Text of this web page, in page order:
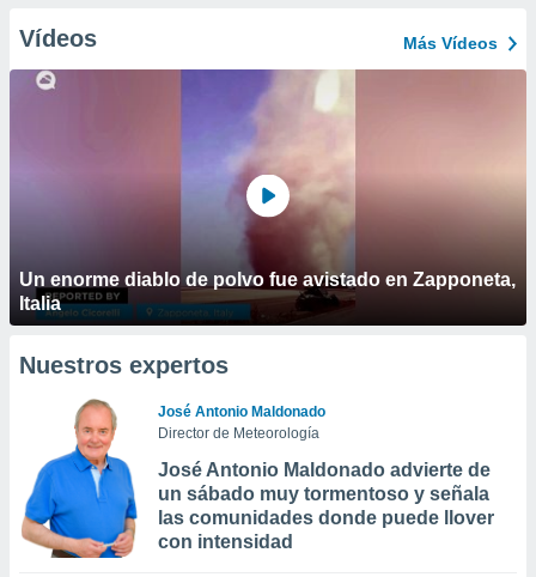
Vídeos Más Vídeos
Un enorme diablo de polvo fue avistado en Zapponeta,
Italia
Nuestros expertos
José Antonio Maldonado
Director de Meteorología
José Antonio Maldonado advierte de
un sábado muy tormentoso y señala
las comunidades donde puede llover
con intensidad